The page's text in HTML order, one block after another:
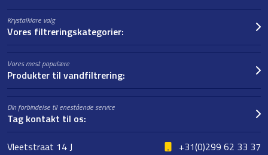
Krystalklare valg
Vores filtreringskategorier:
Vores mest populære
Produkter til vandfiltrering:
Din forbindelse til enestående service
Tag kontakt til os:
Vleetstraat 14 J
+31(0)299 62 33 37